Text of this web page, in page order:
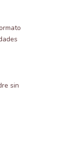
sin